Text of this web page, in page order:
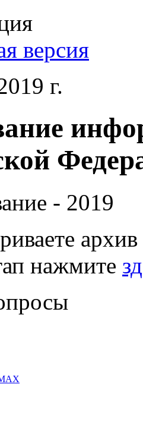
версия
г.
- 2019
нажмите